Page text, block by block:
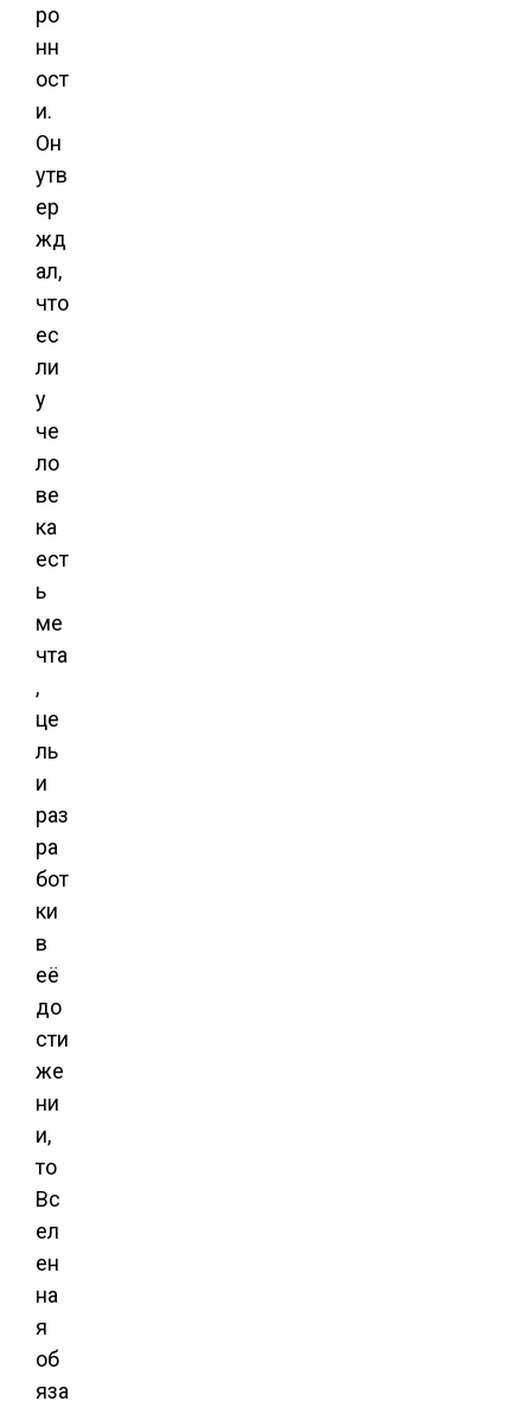
ро
нн
ост
и.
Он
утв
ер
жд
ал,
что
ес
ли
у
че
ло
ве
ка
ест
ь
ме
чта
,
це
ль
и
раз
ра
бот
ки
в
её
до
сти
же
ни
и,
то
Вс
ел
ен
на
я
об
яза